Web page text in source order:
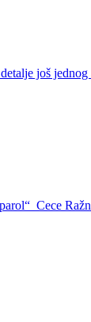
još
Cece